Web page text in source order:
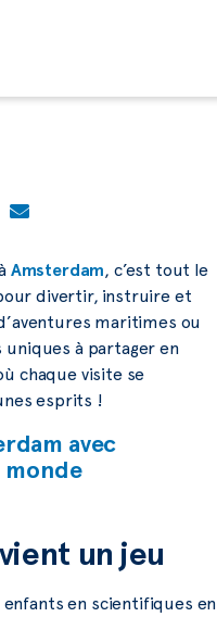
Amsterdam, c’est tout le
divertir, instruire et
maritimes ou
à partager en
chaque visite se
esprits !
avec
monde
un jeu
en scientifiques en